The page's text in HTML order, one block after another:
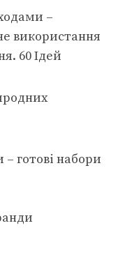
–
використання
60 Ідей
– готові набори